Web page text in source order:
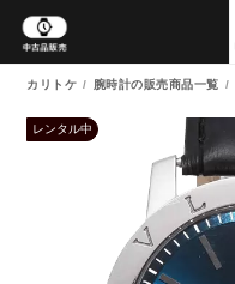
カリトケ 腕時計の販売商品一覧
レンタル中